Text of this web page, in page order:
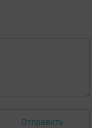
Отправить